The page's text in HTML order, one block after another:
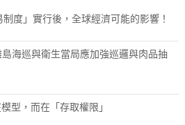
度」實行後，全球經濟可能的影響！
海巡與衛生當局應加強巡邏與肉品抽
型，而在「存取權限」